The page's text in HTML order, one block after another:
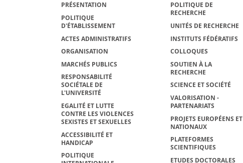
PRÉSENTATION
POLITIQUE
D'ÉTABLISSEMENT
ACTES ADMINISTRATIFS
ORGANISATION
MARCHÉS PUBLICS
RESPONSABILITÉ
SOCIÉTALE DE
L'UNIVERSITÉ
EGALITÉ ET LUTTE
CONTRE LES VIOLENCES
SEXISTES ET SEXUELLES
ACCESSIBILITÉ ET
HANDICAP
POLITIQUE
POLITIQUE DE
RECHERCHE
UNITÉS DE RECHERCHE
INSTITUTS FÉDÉRATIFS
COLLOQUES
SOUTIEN À LA
RECHERCHE
SCIENCE ET SOCIÉTÉ
VALORISATION -
PARTENARIATS
PROJETS EUROPÉENS ET
NATIONAUX
PLATEFORMES
SCIENTIFIQUES
ETUDES DOCTORALES